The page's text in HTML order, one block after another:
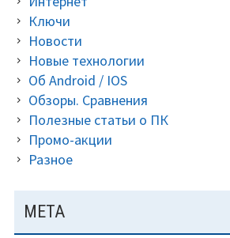
Ключи
Новости
Новые технологии
Об Android / IOS
Обзоры. Сравнения
Полезные статьи о ПК
Промо-акции
Разное
МЕТА